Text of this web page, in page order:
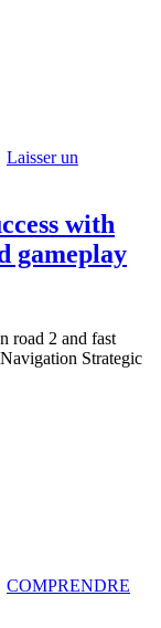
Laisser un
with
gameplay
road 2 and fast
Strategic
COMPRENDRE